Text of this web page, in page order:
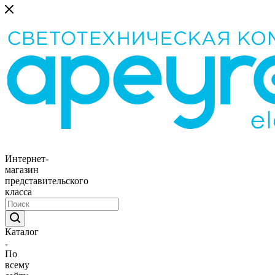
Интернет-
магазин
представительского
класса
Каталог
По
всему